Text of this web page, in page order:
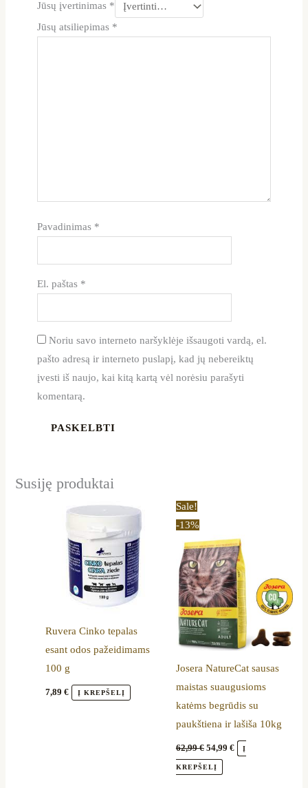
Jūsų įvertinimas *
Jūsų atsiliepimas *
Pavadinimas *
El. paštas *
Noriu savo interneto naršyklėje išsaugoti vardą, el.
pašto adresą ir interneto puslapį, kad jų nebereiktų
įvesti iš naujo, kai kitą kartą vėl norėsiu parašyti
komentarą.
Susiję produktai
Ruvera Cinko tepalas
esant odos pažeidimams
100 g
7,89€ Į KREPŠELĮ
Sale!
-13%
Josera NatureCat sausas
maistas suaugusioms
katėms begrūdis su
paukštiena ir lašiša 10kg
62,99€
62,99 €.
54,99 €
54,99 €.
Į
KREPŠELĮ